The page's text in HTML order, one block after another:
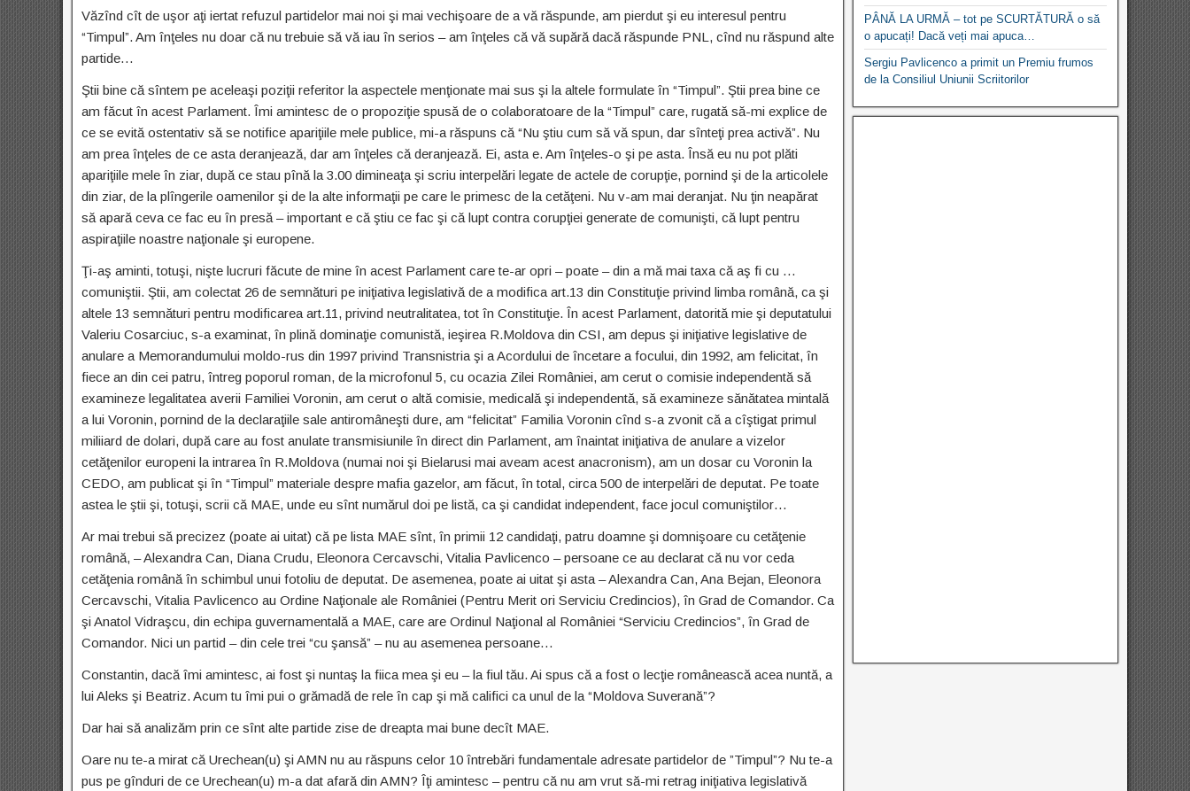
Văzînd cît de uşor aţi iertat refuzul partidelor mai noi şi mai vechişoare de a vă răspunde, am pierdut şi eu interesul pentru
“Timpul”. Am înţeles nu doar că nu trebuie să vă iau în serios – am înţeles că vă supără dacă răspunde PNL, cînd nu răspund alte
partide…
Ştii bine că sîntem pe aceleaşi poziţii referitor la aspectele menţionate mai sus şi la altele formulate în “Timpul”. Ştii prea bine ce
am făcut în acest Parlament. Îmi amintesc de o propoziţie spusă de o colaboratoare de la “Timpul” care, rugată să-mi explice de
ce se evită ostentativ să se notifice apariţiile mele publice, mi-a răspuns că “Nu ştiu cum să vă spun, dar sînteţi prea activă”. Nu
am prea înţeles de ce asta deranjează, dar am înţeles că deranjează. Ei, asta e. Am înţeles-o şi pe asta. Însă eu nu pot plăti
apariţiile mele în ziar, după ce stau pînă la 3.00 dimineaţa şi scriu interpelări legate de actele de corupţie, pornind şi de la articolele
din ziar, de la plîngerile oamenilor şi de la alte informaţii pe care le primesc de la cetăţeni. Nu v-am mai deranjat. Nu ţin neapărat
să apară ceva ce fac eu în presă – important e că ştiu ce fac şi că lupt contra corupţiei generate de comunişti, că lupt pentru
aspiraţiile noastre naţionale şi europene.
Ţi-aş aminti, totuşi, nişte lucruri făcute de mine în acest Parlament care te-ar opri – poate – din a mă mai taxa că aş fi cu …
comuniştii. Ştii, am colectat 26 de semnături pe iniţiativa legislativă de a modifica art.13 din Constituţie privind limba română, ca şi
altele 13 semnături pentru modificarea art.11, privind neutralitatea, tot în Constituţie. În acest Parlament, datorită mie şi deputatului
Valeriu Cosarciuc, s-a examinat, în plină dominaţie comunistă, ieşirea R.Moldova din CSI, am depus şi iniţiative legislative de
anulare a Memorandumului moldo-rus din 1997 privind Transnistria şi a Acordului de încetare a focului, din 1992, am felicitat, în
fiece an din cei patru, întreg poporul roman, de la microfonul 5, cu ocazia Zilei României, am cerut o comisie independentă să
examineze legalitatea averii Familiei Voronin, am cerut o altă comisie, medicală şi independentă, să examineze sănătatea mintală
a lui Voronin, pornind de la declaraţiile sale antiromâneşti dure, am “felicitat” Familia Voronin cînd s-a zvonit că a cîştigat primul
miliiard de dolari, după care au fost anulate transmisiunile în direct din Parlament, am înaintat iniţiativa de anulare a vizelor
cetăţenilor europeni la intrarea în R.Moldova (numai noi şi Bielarusi mai aveam acest anacronism), am un dosar cu Voronin la
CEDO, am publicat şi în “Timpul” materiale despre mafia gazelor, am făcut, în total, circa 500 de interpelări de deputat. Pe toate
astea le ştii şi, totuşi, scrii că MAE, unde eu sînt numărul doi pe listă, ca şi candidat independent, face jocul comuniştilor…
Ar mai trebui să precizez (poate ai uitat) că pe lista MAE sînt, în primii 12 candidaţi, patru doamne şi domnişoare cu cetăţenie
română, – Alexandra Can, Diana Crudu, Eleonora Cercavschi, Vitalia Pavlicenco – persoane ce au declarat că nu vor ceda
cetăţenia română în schimbul unui fotoliu de deputat. De asemenea, poate ai uitat şi asta – Alexandra Can, Ana Bejan, Eleonora
Cercavschi, Vitalia Pavlicenco au Ordine Naţionale ale României (Pentru Merit ori Serviciu Credincios), în Grad de Comandor. Ca
şi Anatol Vidraşcu, din echipa guvernamentală a MAE, care are Ordinul Naţional al României “Serviciu Credincios”, în Grad de
Comandor. Nici un partid – din cele trei “cu şansă” – nu au asemenea persoane…
Constantin, dacă îmi amintesc, ai fost şi nuntaş la fiica mea şi eu – la fiul tău. Ai spus că a fost o lecţie românească acea nuntă, a
lui Aleks şi Beatriz. Acum tu îmi pui o grămadă de rele în cap şi mă califici ca unul de la “Moldova Suverană”?
Dar hai să analizăm prin ce sînt alte partide zise de dreapta mai bune decît MAE.
Oare nu te-a mirat că Urechean(u) şi AMN nu au răspuns celor 10 întrebări fundamentale adresate partidelor de ”Timpul”? Nu te-a
pus pe gînduri de ce Urechean(u) m-a dat afară din AMN? Îţi amintesc – pentru că nu am vrut să-mi retrag iniţiativa legislativă
PÂNĂ LA URMĂ – tot pe SCURTĂTURĂ o să
o apucați! Dacă veți mai apuca…
Sergiu Pavlicenco a primit un Premiu frumos
de la Consiliul Uniunii Scriitorilor